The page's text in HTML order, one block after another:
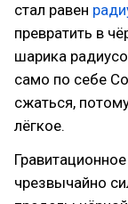
стал равен
превратить в
шарика
само по себе
сжаться,
лёгкое.
чрезвычайно